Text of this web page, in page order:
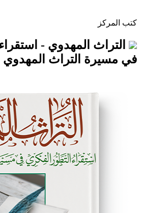
- استقراء التطور
التراث المهدوي الشيعي